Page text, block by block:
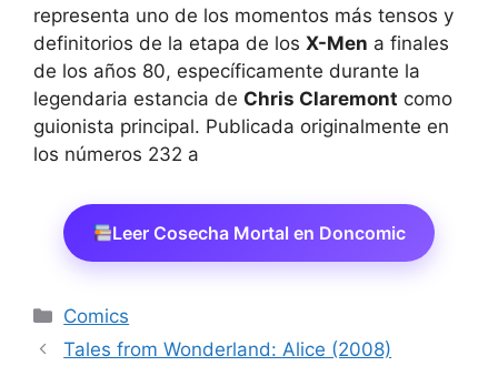
representa uno de los momentos más tensos y
definitorios de la etapa de los X-Men a finales
de los años 80, específicamente durante la
legendaria estancia de Chris Claremont como
guionista principal. Publicada originalmente en
los números 232 a
Leer Cosecha Mortal en Doncomic
Categorías
Comics
Tales from Wonderland: Alice (2008)